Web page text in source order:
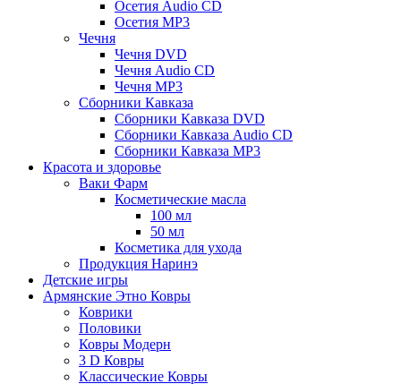
Осетия Audio CD
Осетия MP3
Чечня
Чечня DVD
Чечня Audio CD
Чечня MP3
Сборники Кавказа
Сборники Кавказа DVD
Сборники Кавказа Audio CD
Сборники Кавказа MP3
Красота и здоровье
Ваки Фарм
Косметические масла
100 мл
50 мл
Косметика для ухода
Продукция Наринэ
Детские игры
Армянские Этно Ковры
Коврики
Половики
Ковры Модерн
3 D Ковры
Классические Ковры